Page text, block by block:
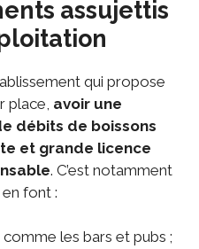
assujettis
qui propose
place, avoir une
débits de boissons
et grande licence
. C’est notamment
font :
les bars et pubs ;